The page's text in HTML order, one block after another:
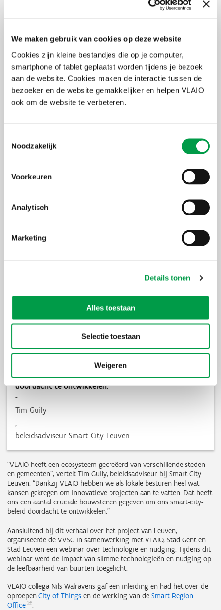
We maken gebruik van cookies op deze website
Cookies zijn kleine bestandjes die op je computer,
smartphone of tablet geplaatst worden tijdens je bezoek
aan de website. Cookies maken de interactie tussen de
bezoeker en de website gemakkelijker en helpen VLAIO
ook om de website te verbeteren.
Noodzakelijk
Voorkeuren
Analytisch
Marketing
Details tonen
Alles toestaan
Selectie toestaan
Weigeren
vloerstickers en raamborden werken dus minder goed als
herinnering aan de stilteboodschap. De analyse van het aansturen
bijvoorbeeld of dimmen dan wel intensifiëren beter werkt. Daar is
meer onderzoek voor nodig.”
“Eind 2022 is gebleken dat het project opschaalbaar is, want veel
andere doortrekstraten zijn vragende partij. We kijken al uit naar
de VLAIO-oproep van 2023”, lacht Bo.
© Stad Leuven
ecosysteem ook heel wat externe ondersteuning en expertise
andere aanbestedingen om expertise in te winnen.
Dankzij VLAIO beschikken we nu over een aantal
cruciale bouwstenen om ons smart-city-beleid
doordacht te ontwikkelen.
-
Tim Guily
beleidsadviseur Smart City Leuven
“VLAIO heeft een ecosysteem gecreëerd van verschillende steden
en gemeenten”, vertelt Tim Guily, beleidsadviseur bij Smart City
Leuven. “Dankzij VLAIO hebben we als lokale besturen heel wat
kansen gekregen om innovatieve projecten aan te vatten. Dat heeft
ons een aantal cruciale bouwstenen gegeven om ons smart-city-
beleid doordacht te ontwikkelen.”
Aansluitend bij dit verhaal over het project van Leuven,
organiseerde de VVSG in samenwerking met VLAIO, Stad Gent en
Stad Leuven een webinar over technologie en nudging. Tijdens dit
webinar werd de impact van slimme technologieën en nudging op
de leefbaarheid van buurten toegelicht.
VLAIO-collega Nils Walravens gaf een inleiding en had het over de
oproepen City of Things en de werking van de Smart Region
Office
.